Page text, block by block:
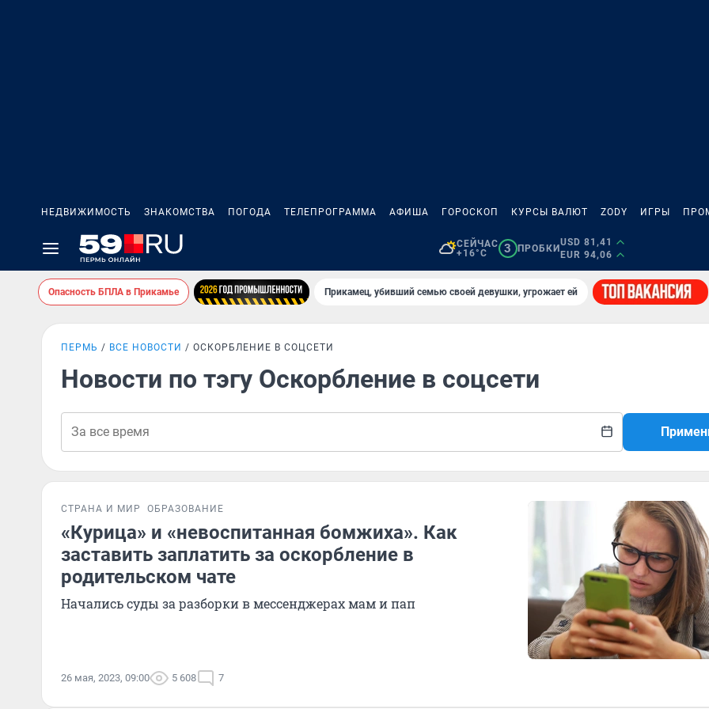
НЕДВИЖИМОСТЬ ЗНАКОМСТВА ПОГОДА ТЕЛЕПРОГРАММА АФИША ГОРОСКОП КУРСЫ ВАЛЮТ ZODY ИГРЫ
СЕЙЧАС
+16°C
3 ПРОБКИ
USD 81,41
EUR 94,06
Опасность БПЛА в Прикамье Прикамец, убивший семью своей девушки, угрожает ей
ПЕРМЬ ВСЕ НОВОСТИ ОСКОРБЛЕНИЕ В СОЦСЕТИ
Новости по тэгу Оскорбление в соцсети
СТРАНА И МИР ОБРАЗОВАНИЕ
«Курица» и «невоспитанная бомжиха». Как
заставить заплатить за оскорбление в
родительском чате
Начались суды за разборки в мессенджерах мам и пап
26 мая, 2023, 09:00 5 608 7